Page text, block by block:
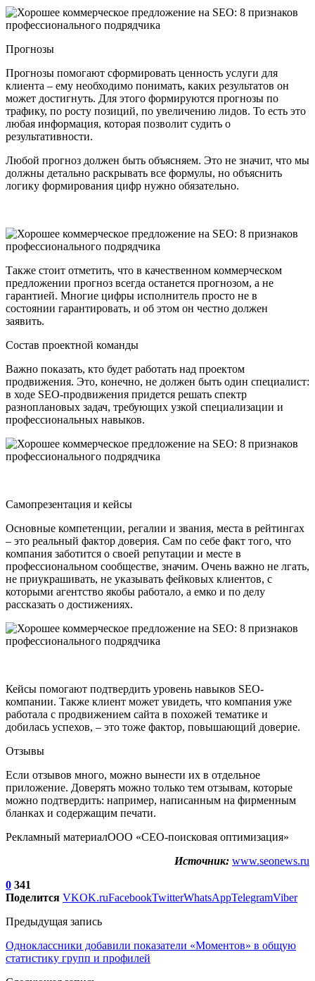
Прогнозы
Прогнозы помогают сформировать ценность услуги для
клиента – ему необходимо понимать, каких результатов он
может достигнуть. Для этого формируются прогнозы по
трафику, по росту позиций, по увеличению лидов. То есть это
любая информация, которая позволит судить о
результативности.
Любой прогноз должен быть объясняем. Это не значит, что мы
должны детально раскрывать все формулы, но объяснить
логику формирования цифр нужно обязательно.
Также стоит отметить, что в качественном коммерческом
предложении прогноз всегда останется прогнозом, а не
гарантией. Многие цифры исполнитель просто не в
состоянии гарантировать, и об этом он честно должен
заявить.
Состав проектной команды
Важно показать, кто будет работать над проектом
продвижения. Это, конечно, не должен быть один специалист:
в ходе SEO-продвижения придется решать спектр
разноплановых задач, требующих узкой специализации и
профессиональных навыков.
Самопрезентация и кейсы
Основные компетенции, регалии и звания, места в рейтингах
– это реальный фактор доверия. Сам по себе факт того, что
компания заботится о своей репутации и месте в
профессиональном сообществе, значим. Очень важно не лгать,
не приукрашивать, не указывать фейковых клиентов, с
которыми агентство якобы работало, а емко и по делу
рассказать о достижениях.
Кейсы помогают подтвердить уровень навыков SEO-
компании. Также клиент может увидеть, что компания уже
работала с продвижением сайта в похожей тематике и
добилась успехов, – это тоже фактор, повышающий доверие.
Отзывы
Если отзывов много, можно вынести их в отдельное
приложение. Доверять можно только тем отзывам, которые
можно подтвердить: например, написанным на фирменным
бланках и содержащим печати.
Рекламный материалООО «СЕО-поисковая оптимизация»
Источник: www.seonews.ru
0 341
Поделится VKOK.ruFacebookTwitterWhatsAppTelegramViber
Предыдущая запись
Одноклассники добавили показатели «Моментов» в общую
статистику групп и профилей